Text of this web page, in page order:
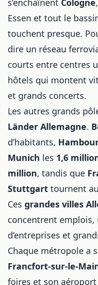
s’enchaînent Cologne
Essen et tout le
touchent presque.
dire un réseau
courts entre centres
hôtels qui montent
et grands concerts.
Les autres grands
Länder Allemagne.
d’habitants,
Munich les 1,6
million, tandis que
Stuttgart tournent
Ces grandes villes
concentrent emplois,
d’entreprises et
Chaque métropole a
Francfort-sur-le-
foires et son